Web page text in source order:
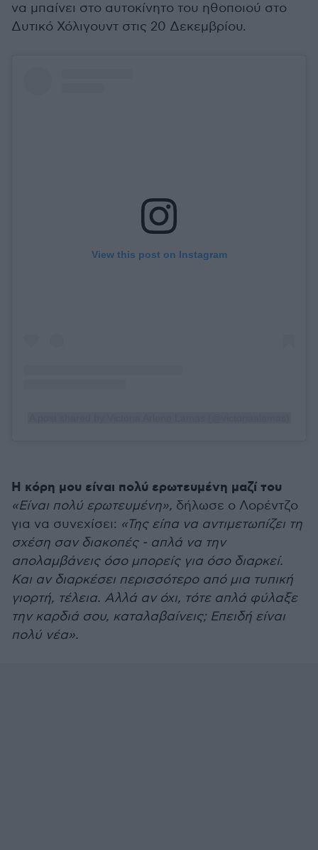
να μπαίνει στο αυτοκίνητο του ηθοποιού στο
Δυτικό Χόλιγουντ στις 20 Δεκεμβρίου.
View this post on Instagram
Η κόρη μου είναι πολύ ερωτευμένη μαζί του
«Είναι πολύ ερωτευμένη», δήλωσε ο Λορέντζο
για να συνεχίσει: «Της είπα να αντιμετωπίζει τη
σχέση σαν διακοπές - απλά να την
απολαμβάνεις όσο μπορείς για όσο διαρκεί.
Και αν διαρκέσει περισσότερο από μια τυπική
γιορτή, τέλεια. Αλλά αν όχι, τότε απλά φύλαξε
την καρδιά σου, καταλαβαίνεις; Επειδή είναι
πολύ νέα».